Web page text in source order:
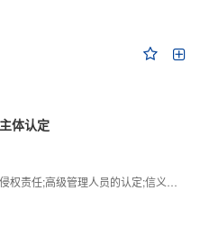
体认定
责任;高级管理人员的认定;信义义务